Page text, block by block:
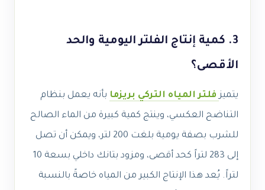
3. كمية إنتاج الفلتر اليومية والحد
الأقصى؟
يتميز فلتر المياه التركي بريزما بأنه يعمل بنظام
التناضح العكسي، وينتج كمية كبيرة من الماء الصالح
للشرب بصفة يومية بلغت 200 لتر، ويمكن أن تصل
إلى 283 لتراً كحد أقصى، ومزود بتانك داخلي بسعة 10
لتراً. يُعد هذا الإنتاج الكبير من المياه خاصةً بالنسبة